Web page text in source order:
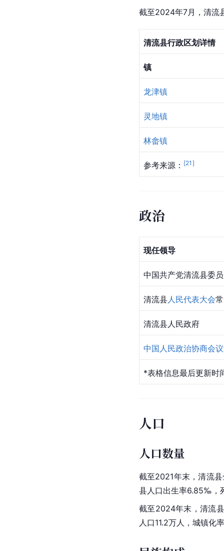
截至2024年7月，清流
清流县行政区划详情
镇
龙津镇
灵地镇
林畲镇
参考来源： [21 ]
政治
现任领导
中国共产党清流县委
清流县人民代表大会
清流县人民政府
中国人民政治协商会议
*表格信息最后更新时
人口
人口数量
截至2021年末，清流
县人口出生率6.85‰，
截至2024年末，清流
人口11.2万人，城镇